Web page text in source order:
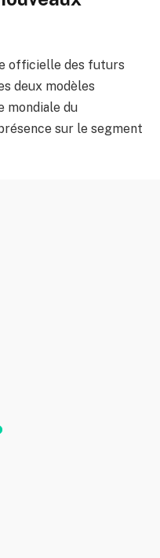
officielle des futurs
deux modèles
mondiale du
sur le segment